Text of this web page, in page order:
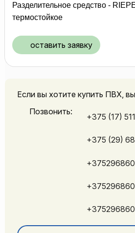
Разделительное средство -
термостойкое
оставить заявку
Если вы хотите купить ПВХ,
Позвонить:
+375 (17)
+375 (29)